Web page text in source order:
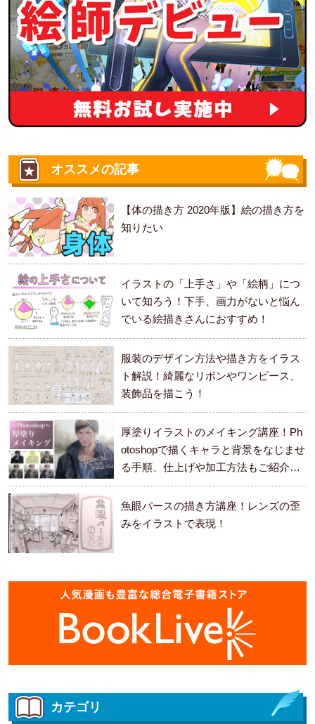
オススメの記事
【体の描き方 2020年版】絵の描き方を
知りたい
イラストの「上手さ」や「絵柄」につ
いて知ろう！下手、画力がないと悩ん
でいる絵描きさんにおすすめ！
服装のデザイン方法や描き方をイラス
ト解説！綺麗なリボンやワンピース、
装飾品を描こう！
厚塗りイラストのメイキング講座！Ph
otoshopで描くキャラと背景をなじませ
る手順、仕上げや加工方法もご紹介し
ます。
魚眼パースの描き方講座！レンズの歪
みをイラストで表現！
カテゴリ